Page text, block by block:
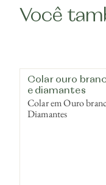
Você
Colar ouro
e diamantes
Colar em Ouro
Diamantes